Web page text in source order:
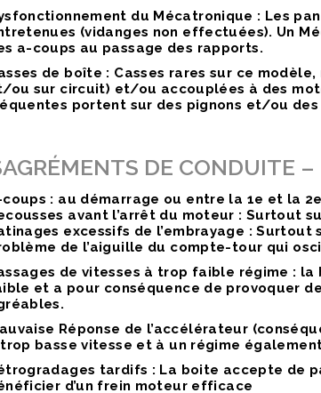
du Mécatronique : Les
(vidanges non effectuées). Un
a-coups au passage des rapports.
de boîte : Casses rares sur ce
ou sur circuit) et/ou accouplées à des
portent sur des pignons et/ou des
DE CONDUITE
: au démarrage ou entre la 1e et la
avant l’arrêt du moteur : Surtout
excessifs de l’embrayage : Surtout
de l’aiguille du compte-tour qui
de vitesses à trop faible régime : la
et a pour conséquence de provoquer
Réponse de l’accélérateur
basse vitesse et à un régime
tardifs : La boite accepte de
d’un frein moteur efficace